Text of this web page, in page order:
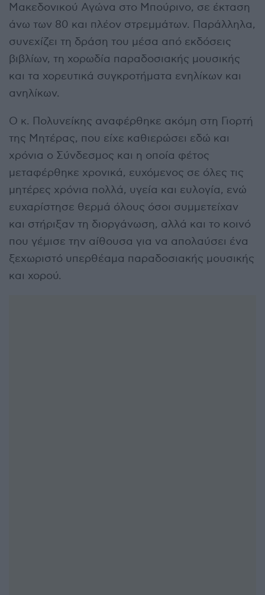
Μακεδονικού Αγώνα στο Μπούρινο, σε έκταση
άνω των 80 και πλέον στρεμμάτων. Παράλληλα,
συνεχίζει τη δράση του μέσα από εκδόσεις
βιβλίων, τη χορωδία παραδοσιακής μουσικής
και τα χορευτικά συγκροτήματα ενηλίκων και
ανηλίκων.
Ο κ. Πολυνείκης αναφέρθηκε ακόμη στη Γιορτή
της Μητέρας, που είχε καθιερώσει εδώ και
χρόνια ο Σύνδεσμος και η οποία φέτος
μεταφέρθηκε χρονικά, ευχόμενος σε όλες τις
μητέρες χρόνια πολλά, υγεία και ευλογία, ενώ
ευχαρίστησε θερμά όλους όσοι συμμετείχαν
και στήριξαν τη διοργάνωση, αλλά και το κοινό
που γέμισε την αίθουσα για να απολαύσει ένα
ξεχωριστό υπερθέαμα παραδοσιακής μουσικής
και χορού.